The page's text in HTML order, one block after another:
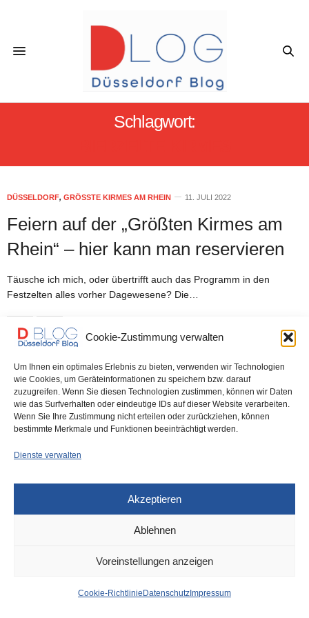
Cookie-Zustimmung verwalten
Um Ihnen ein optimales Erlebnis zu bieten, verwenden wir Technologien
wie Cookies, um Geräteinformationen zu speichern bzw. darauf
zuzugreifen. Wenn Sie diesen Technologien zustimmen, können wir Daten
wie das Surfverhalten oder eindeutige IDs auf dieser Website verarbeiten.
Wenn Sie Ihre Zustimmung nicht erteilen oder zurückziehen, können
bestimmte Merkmale und Funktionen beeinträchtigt werden.
Dienste verwalten
Akzeptieren
Ablehnen
Voreinstellungen anzeigen
Cookie-Richtlinie Datenschutz Impressum
Schlagwort:
DÜSSELDORF, GRÖSSTE KIRMES AM RHEIN 11. JULI 2022
Feiern auf der „Größten Kirmes am
Rhein“ – hier kann man reservieren
Täusche ich mich, oder übertrifft auch das Programm in den
Festzelten alles vorher Dagewesene? Die…
0 SHARES
IMPRESSUM DATENSCHUTZ COOKIE-RICHTLINIE (EU)